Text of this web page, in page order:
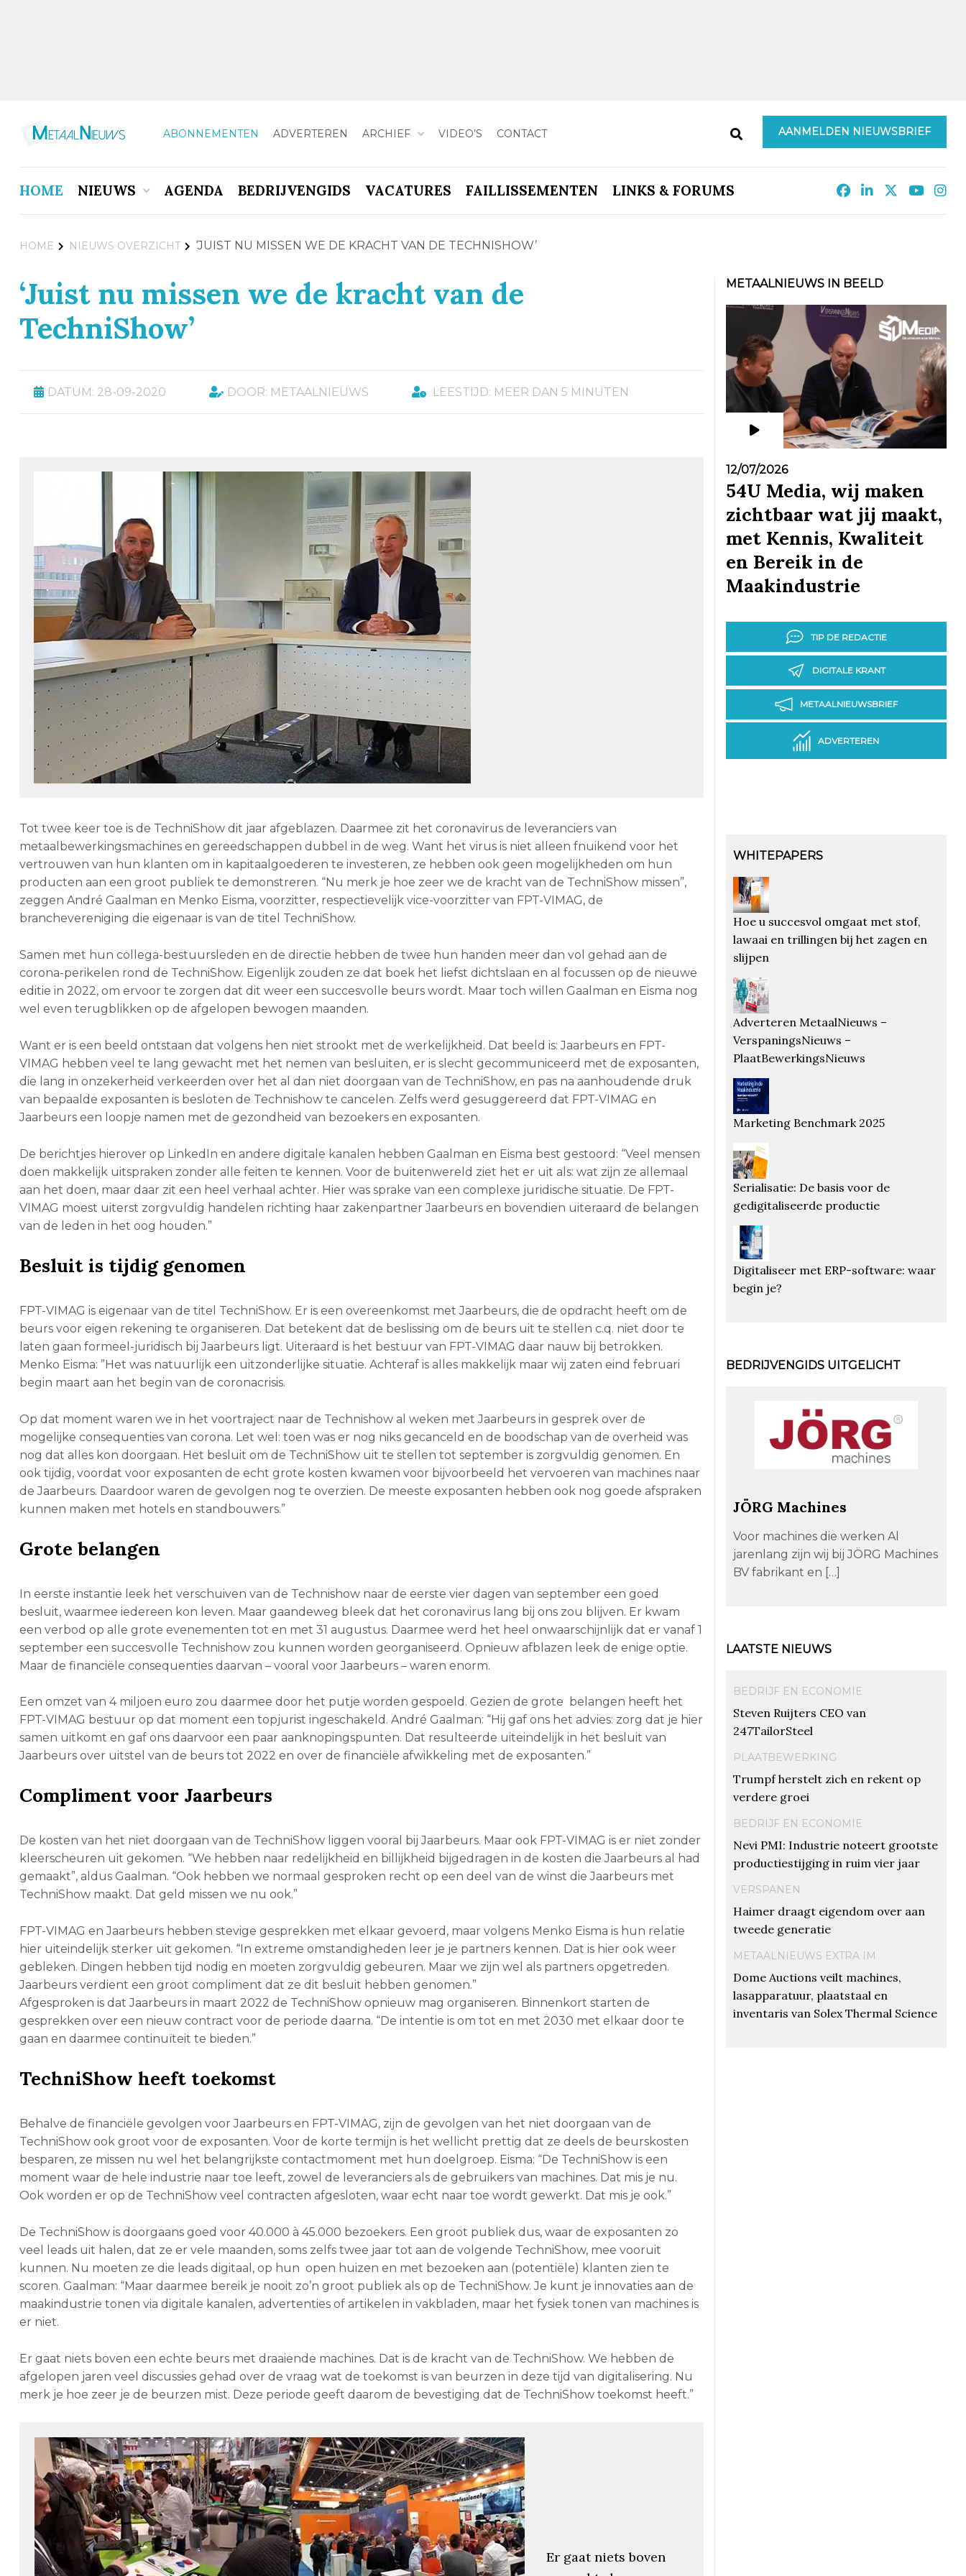
ABONNEMENTEN ADVERTEREN ARCHIEF VIDEO’S CONTACT AANMELDEN NIEUWSBRIEF
HOME NIEUWS AGENDA BEDRIJVENGIDS VACATURES FAILLISSEMENTEN LINKS & FORUMS
HOME NIEUWS OVERZICHT ‘JUIST NU MISSEN WE DE KRACHT VAN DE TECHNISHOW’
‘Juist nu missen we de kracht van de
TechniShow’
DATUM: 28-09-2020 DOOR: METAALNIEUWS LEESTIJD: MEER DAN 5 MINUTEN
Tot twee keer toe is de TechniShow dit jaar afgeblazen. Daarmee zit het coronavirus de leveranciers van
metaalbewerkingsmachines en gereedschappen dubbel in de weg. Want het virus is niet alleen fnuikend voor het
vertrouwen van hun klanten om in kapitaalgoederen te investeren, ze hebben ook geen mogelijkheden om hun
producten aan een groot publiek te demonstreren. “Nu merk je hoe zeer we de kracht van de TechniShow missen”,
zeggen André Gaalman en Menko Eisma, voorzitter, respectievelijk vice-voorzitter van FPT-VIMAG, de
branchevereniging die eigenaar is van de titel TechniShow.
Samen met hun collega-bestuursleden en de directie hebben de twee hun handen meer dan vol gehad aan de
corona-perikelen rond de TechniShow. Eigenlijk zouden ze dat boek het liefst dichtslaan en al focussen op de nieuwe
editie in 2022, om ervoor te zorgen dat dit weer een succesvolle beurs wordt. Maar toch willen Gaalman en Eisma nog
wel even terugblikken op de afgelopen bewogen maanden.
Want er is een beeld ontstaan dat volgens hen niet strookt met de werkelijkheid. Dat beeld is: Jaarbeurs en FPT-
VIMAG hebben veel te lang gewacht met het nemen van besluiten, er is slecht gecommuniceerd met de exposanten,
die lang in onzekerheid verkeerden over het al dan niet doorgaan van de TechniShow, en pas na aanhoudende druk
van bepaalde exposanten is besloten de Technishow te cancelen. Zelfs werd gesuggereerd dat FPT-VIMAG en
Jaarbeurs een loopje namen met de gezondheid van bezoekers en exposanten.
De berichtjes hierover op LinkedIn en andere digitale kanalen hebben Gaalman en Eisma best gestoord: “Veel mensen
doen makkelijk uitspraken zonder alle feiten te kennen. Voor de buitenwereld ziet het er uit als: wat zijn ze allemaal
aan het doen, maar daar zit een heel verhaal achter. Hier was sprake van een complexe juridische situatie. De FPT-
VIMAG moest uiterst zorgvuldig handelen richting haar zakenpartner Jaarbeurs en bovendien uiteraard de belangen
van de leden in het oog houden.”
Besluit is tijdig genomen
FPT-VIMAG is eigenaar van de titel TechniShow. Er is een overeenkomst met Jaarbeurs, die de opdracht heeft om de
beurs voor eigen rekening te organiseren. Dat betekent dat de beslissing om de beurs uit te stellen c.q. niet door te
laten gaan formeel-juridisch bij Jaarbeurs ligt. Uiteraard is het bestuur van FPT-VIMAG daar nauw bij betrokken.
Menko Eisma: ”Het was natuurlijk een uitzonderlijke situatie. Achteraf is alles makkelijk maar wij zaten eind februari
begin maart aan het begin van de coronacrisis.
Op dat moment waren we in het voortraject naar de Technishow al weken met Jaarbeurs in gesprek over de
mogelijke consequenties van corona. Let wel: toen was er nog niks gecanceld en de boodschap van de overheid was
nog dat alles kon doorgaan. Het besluit om de TechniShow uit te stellen tot september is zorgvuldig genomen. En
ook tijdig, voordat voor exposanten de echt grote kosten kwamen voor bijvoorbeeld het vervoeren van machines naar
de Jaarbeurs. Daardoor waren de gevolgen nog te overzien. De meeste exposanten hebben ook nog goede afspraken
kunnen maken met hotels en standbouwers.”
Grote belangen
In eerste instantie leek het verschuiven van de Technishow naar de eerste vier dagen van september een goed
besluit, waarmee iedereen kon leven. Maar gaandeweg bleek dat het coronavirus lang bij ons zou blijven. Er kwam
een verbod op alle grote evenementen tot en met 31 augustus. Daarmee werd het heel onwaarschijnlijk dat er vanaf 1
september een succesvolle Technishow zou kunnen worden georganiseerd. Opnieuw afblazen leek de enige optie.
Maar de financiële consequenties daarvan – vooral voor Jaarbeurs – waren enorm.
Een omzet van 4 miljoen euro zou daarmee door het putje worden gespoeld. Gezien de grote belangen heeft het
FPT-VIMAG bestuur op dat moment een topjurist ingeschakeld. André Gaalman: “Hij gaf ons het advies: zorg dat je hier
samen uitkomt en gaf ons daarvoor een paar aanknopingspunten. Dat resulteerde uiteindelijk in het besluit van
Jaarbeurs over uitstel van de beurs tot 2022 en over de financiële afwikkeling met de exposanten.”
Compliment voor Jaarbeurs
De kosten van het niet doorgaan van de TechniShow liggen vooral bij Jaarbeurs. Maar ook FPT-VIMAG is er niet zonder
kleerscheuren uit gekomen. “We hebben naar redelijkheid en billijkheid bijgedragen in de kosten die Jaarbeurs al had
gemaakt”, aldus Gaalman. “Ook hebben we normaal gesproken recht op een deel van de winst die Jaarbeurs met
TechniShow maakt. Dat geld missen we nu ook.”
FPT-VIMAG en Jaarbeurs hebben stevige gesprekken met elkaar gevoerd, maar volgens Menko Eisma is hun relatie
hier uiteindelijk sterker uit gekomen. “In extreme omstandigheden leer je je partners kennen. Dat is hier ook weer
gebleken. Dingen hebben tijd nodig en moeten zorgvuldig gebeuren. Maar we zijn wel als partners opgetreden.
Jaarbeurs verdient een groot compliment dat ze dit besluit hebben genomen.”
Afgesproken is dat Jaarbeurs in maart 2022 de TechniShow opnieuw mag organiseren. Binnenkort starten de
gesprekken over een nieuw contract voor de periode daarna. “De intentie is om tot en met 2030 met elkaar door te
gaan en daarmee continuïteit te bieden.”
TechniShow heeft toekomst
Behalve de financiële gevolgen voor Jaarbeurs en FPT-VIMAG, zijn de gevolgen van het niet doorgaan van de
TechniShow ook groot voor de exposanten. Voor de korte termijn is het wellicht prettig dat ze deels de beurskosten
besparen, ze missen nu wel het belangrijkste contactmoment met hun doelgroep. Eisma: “De TechniShow is een
moment waar de hele industrie naar toe leeft, zowel de leveranciers als de gebruikers van machines. Dat mis je nu.
Ook worden er op de TechniShow veel contracten afgesloten, waar echt naar toe wordt gewerkt. Dat mis je ook.”
De TechniShow is doorgaans goed voor 40.000 à 45.000 bezoekers. Een groot publiek dus, waar de exposanten zo
veel leads uit halen, dat ze er vele maanden, soms zelfs twee jaar tot aan de volgende TechniShow, mee vooruit
kunnen. Nu moeten ze die leads digitaal, op hun open huizen en met bezoeken aan (potentiële) klanten zien te
scoren. Gaalman: “Maar daarmee bereik je nooit zo’n groot publiek als op de TechniShow. Je kunt je innovaties aan de
maakindustrie tonen via digitale kanalen, advertenties of artikelen in vakbladen, maar het fysiek tonen van machines is
er niet.
Er gaat niets boven een echte beurs met draaiende machines. Dat is de kracht van de TechniShow. We hebben de
afgelopen jaren veel discussies gehad over de vraag wat de toekomst is van beurzen in deze tijd van digitalisering. Nu
merk je hoe zeer je de beurzen mist. Deze periode geeft daarom de bevestiging dat de TechniShow toekomst heeft.”
Er gaat niets boven
METAALNIEUWS IN BEELD
12/07/2026
54U Media, wij maken
zichtbaar wat jij maakt,
met Kennis, Kwaliteit
en Bereik in de
Maakindustrie
TIP DE REDACTIE
DIGITALE KRANT
METAALNIEUWSBRIEF
ADVERTEREN
WHITEPAPERS
Hoe u succesvol omgaat met stof,
lawaai en trillingen bij het zagen en
slijpen
Adverteren MetaalNieuws –
VerspaningsNieuws –
PlaatBewerkingsNieuws
Marketing Benchmark 2025
Serialisatie: De basis voor de
gedigitaliseerde productie
Digitaliseer met ERP-software: waar
begin je?
BEDRIJVENGIDS UITGELICHT
JÖRG Machines
Voor machines die werken Al
jarenlang zijn wij bij JÖRG Machines
BV fabrikant en […]
LAATSTE NIEUWS
BEDRIJF EN ECONOMIE
Steven Ruijters CEO van
247TailorSteel
PLAATBEWERKING
Trumpf herstelt zich en rekent op
verdere groei
BEDRIJF EN ECONOMIE
Nevi PMI: Industrie noteert grootste
productiestijging in ruim vier jaar
VERSPANEN
Haimer draagt eigendom over aan
tweede generatie
METAALNIEUWS EXTRA IM
Dome Auctions veilt machines,
lasapparatuur, plaatstaal en
inventaris van Solex Thermal Science